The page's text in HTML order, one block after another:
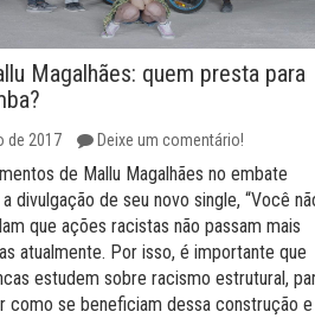
Magalhães: quem presta para
de 2017 Deixe um comentário!
de Mallu Magalhães no embate
divulgação de seu novo single, “Você
que ações racistas não passam mais
atualmente. Por isso, é importante que
estudem sobre racismo estrutural,
como se beneficiam dessa construção e